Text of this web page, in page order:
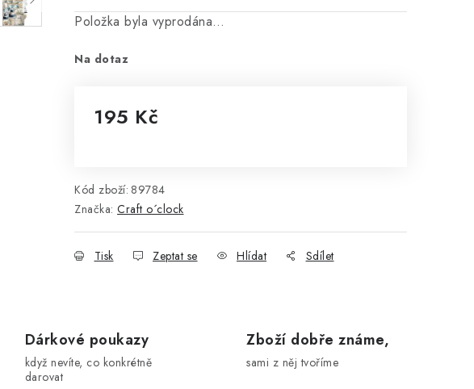
Položka byla vyprodána…
Na dotaz
195 Kč
Kód zboží: 89784
Značka: Craft o´clock
Tisk Zeptat se Hlídat Sdílet
Dárkové poukazy
když nevíte, co konkrétně
darovat
Zboží dobře známe,
sami z něj tvoříme